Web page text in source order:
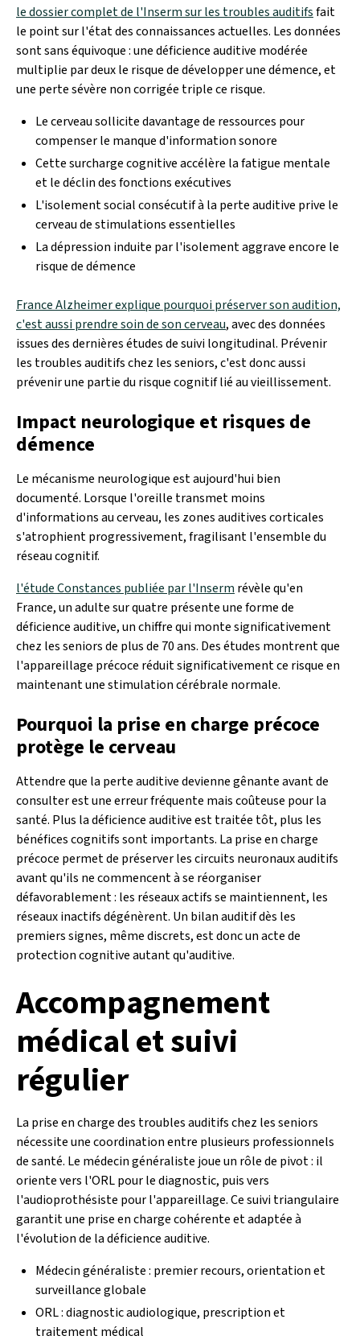
le dossier complet de l'Inserm sur les troubles auditifsfait
le point sur l'état des connaissances actuelles. Les données
sont sans équivoque : une déficience auditive modérée
multiplie par deux le risque de développer une démence, et
une perte sévère non corrigée triple ce risque.
Le cerveau sollicite davantage de ressources pour
compenser le manque d'information sonore
Cette surcharge cognitive accélère la fatigue mentale
et le déclin des fonctions exécutives
L'isolement social consécutif à la perte auditive prive le
cerveau de stimulations essentielles
La dépression induite par l'isolement aggrave encore le
risque de démence
France Alzheimer explique pourquoi préserver son audition,
c'est aussi prendre soin de son cerveau, avec des données
issues des dernières études de suivi longitudinal. Prévenir
les troubles auditifs chez les seniors, c'est donc aussi
prévenir une partie du risque cognitif lié au vieillissement.
Impact neurologique et risques de
démence
Le mécanisme neurologique est aujourd'hui bien
documenté. Lorsque l'oreille transmet moins
d'informations au cerveau, les zones auditives corticales
s'atrophient progressivement, fragilisant l'ensemble du
réseau cognitif.
l'étude Constances publiée par l'Inserm révèle qu'en
France, un adulte sur quatre présente une forme de
déficience auditive, un chiffre qui monte significativement
chez les seniors de plus de 70 ans. Des études montrent que
l'appareillage précoce réduit significativement ce risque en
maintenant une stimulation cérébrale normale.
Pourquoi la prise en charge précoce
protège le cerveau
Attendre que la perte auditive devienne gênante avant de
consulter est une erreur fréquente mais coûteuse pour la
santé. Plus la déficience auditive est traitée tôt, plus les
bénéfices cognitifs sont importants. La prise en charge
précoce permet de préserver les circuits neuronaux auditifs
avant qu'ils ne commencent à se réorganiser
défavorablement : les réseaux actifs se maintiennent, les
réseaux inactifs dégénèrent. Un bilan auditif dès les
premiers signes, même discrets, est donc un acte de
protection cognitive autant qu'auditive.
Accompagnement
médical et suivi
régulier
La prise en charge des troubles auditifs chez les seniors
nécessite une coordination entre plusieurs professionnels
de santé. Le médecin généraliste joue un rôle de pivot : il
oriente vers l'ORL pour le diagnostic, puis vers
l'audioprothésiste pour l'appareillage. Ce suivi triangulaire
garantit une prise en charge cohérente et adaptée à
l'évolution de la déficience auditive.
Médecin généraliste : premier recours, orientation et
surveillance globale
ORL : diagnostic audiologique, prescription et
traitement médical